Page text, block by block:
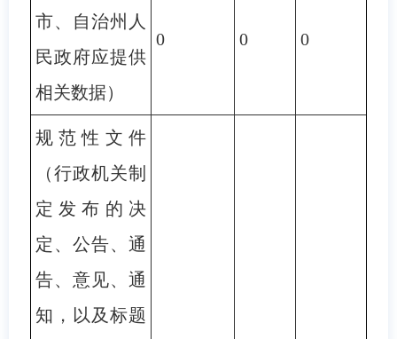
市、自治州人
民政府应提供
相关数据）
0 0 0
规范性文件
（行政机关制
定发布的决
定、公告、通
告、意见、通
知，以及标题